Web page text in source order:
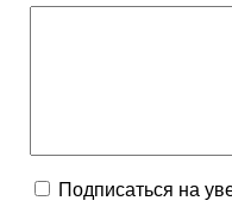
Подписаться на